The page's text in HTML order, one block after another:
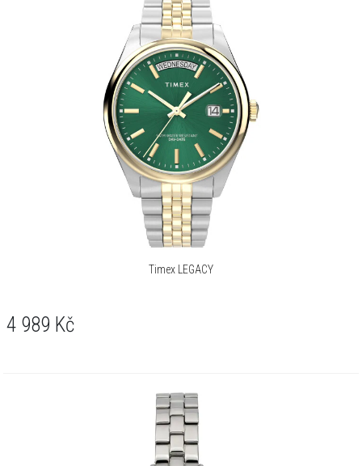
Timex LEGACY
4 989 Kč